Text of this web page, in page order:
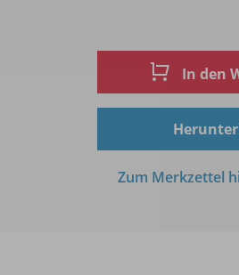
In den
Zum Merkzettel